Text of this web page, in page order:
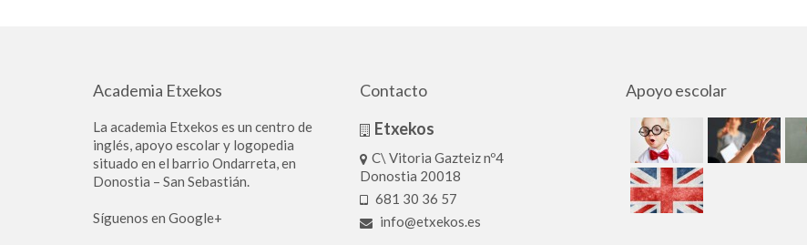
Academia Etxekos
La academia Etxekos es un centro de
inglés, apoyo escolar y logopedia
situado en el barrio Ondarreta, en
Donostia – San Sebastián.
Síguenos en Google+
Contacto
Etxekos
C\ Vitoria Gazteiz nº4
Donostia 20018
681 30 36 57
info@etxekos.es
Apoyo escolar